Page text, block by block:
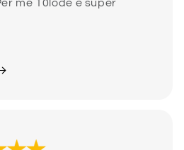
me 10lode e super